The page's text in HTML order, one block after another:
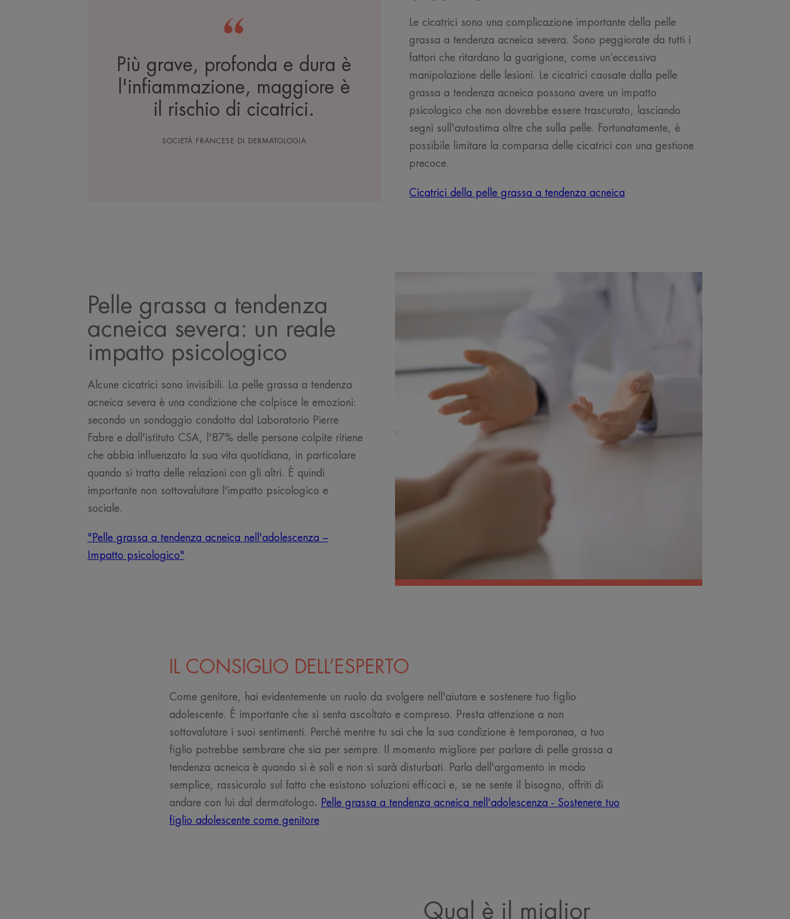
Più grave, profonda e dura è
l'infiammazione, maggiore è
il rischio di cicatrici.
SOCIETÀ FRANCESE DI DERMATOLOGIA
Le cicatrici sono una complicazione importante della pelle
grassa a tendenza acneica severa. Sono peggiorate da tutti i
fattori che ritardano la guarigione, come un’eccessiva
manipolazione delle lesioni. Le cicatrici causate dalla pelle
grassa a tendenza acneica possono avere un impatto
psicologico che non dovrebbe essere trascurato, lasciando
segni sull'autostima oltre che sulla pelle. Fortunatamente, è
possibile limitare la comparsa delle cicatrici con una gestione
precoce.
Cicatrici della pelle grassa a tendenza acneica
Pelle grassa a tendenza
acneica severa: un reale
impatto psicologico
Alcune cicatrici sono invisibili. La pelle grassa a tendenza
acneica severa è una condizione che colpisce le emozioni:
secondo un sondaggio condotto dal Laboratorio Pierre
Fabre e dall'istituto CSA, l'87% delle persone colpite ritiene
che abbia influenzato la sua vita quotidiana, in particolare
quando si tratta delle relazioni con gli altri. È quindi
importante non sottovalutare l'impatto psicologico e
sociale.
"Pelle grassa a tendenza acneica nell'adolescenza –
Impatto psicologico"
IL CONSIGLIO DELL’ESPERTO
Come genitore, hai evidentemente un ruolo da svolgere nell'aiutare e sostenere tuo figlio
adolescente. È importante che si senta ascoltato e compreso. Presta attenzione a non
sottovalutare i suoi sentimenti. Perché mentre tu sai che la sua condizione è temporanea, a tuo
figlio potrebbe sembrare che sia per sempre. Il momento migliore per parlare di pelle grassa a
tendenza acneica è quando si è soli e non si sarà disturbati. Parla dell'argomento in modo
semplice, rassicuralo sul fatto che esistono soluzioni efficaci e, se ne sente il bisogno, offriti di
andare con lui dal dermatologo. Pelle grassa a tendenza acneica nell'adolescenza - Sostenere tuo
figlio adolescente come genitore
Qual è il miglior